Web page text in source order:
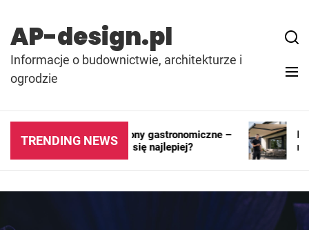
content
AP-design.pl
Informacje o budownictwie, architekturze i
ogrodzie
TRENDING NEWS
Kontenery i pawilony gastronomiczne –
gdzie sprawdzają się najlepiej?